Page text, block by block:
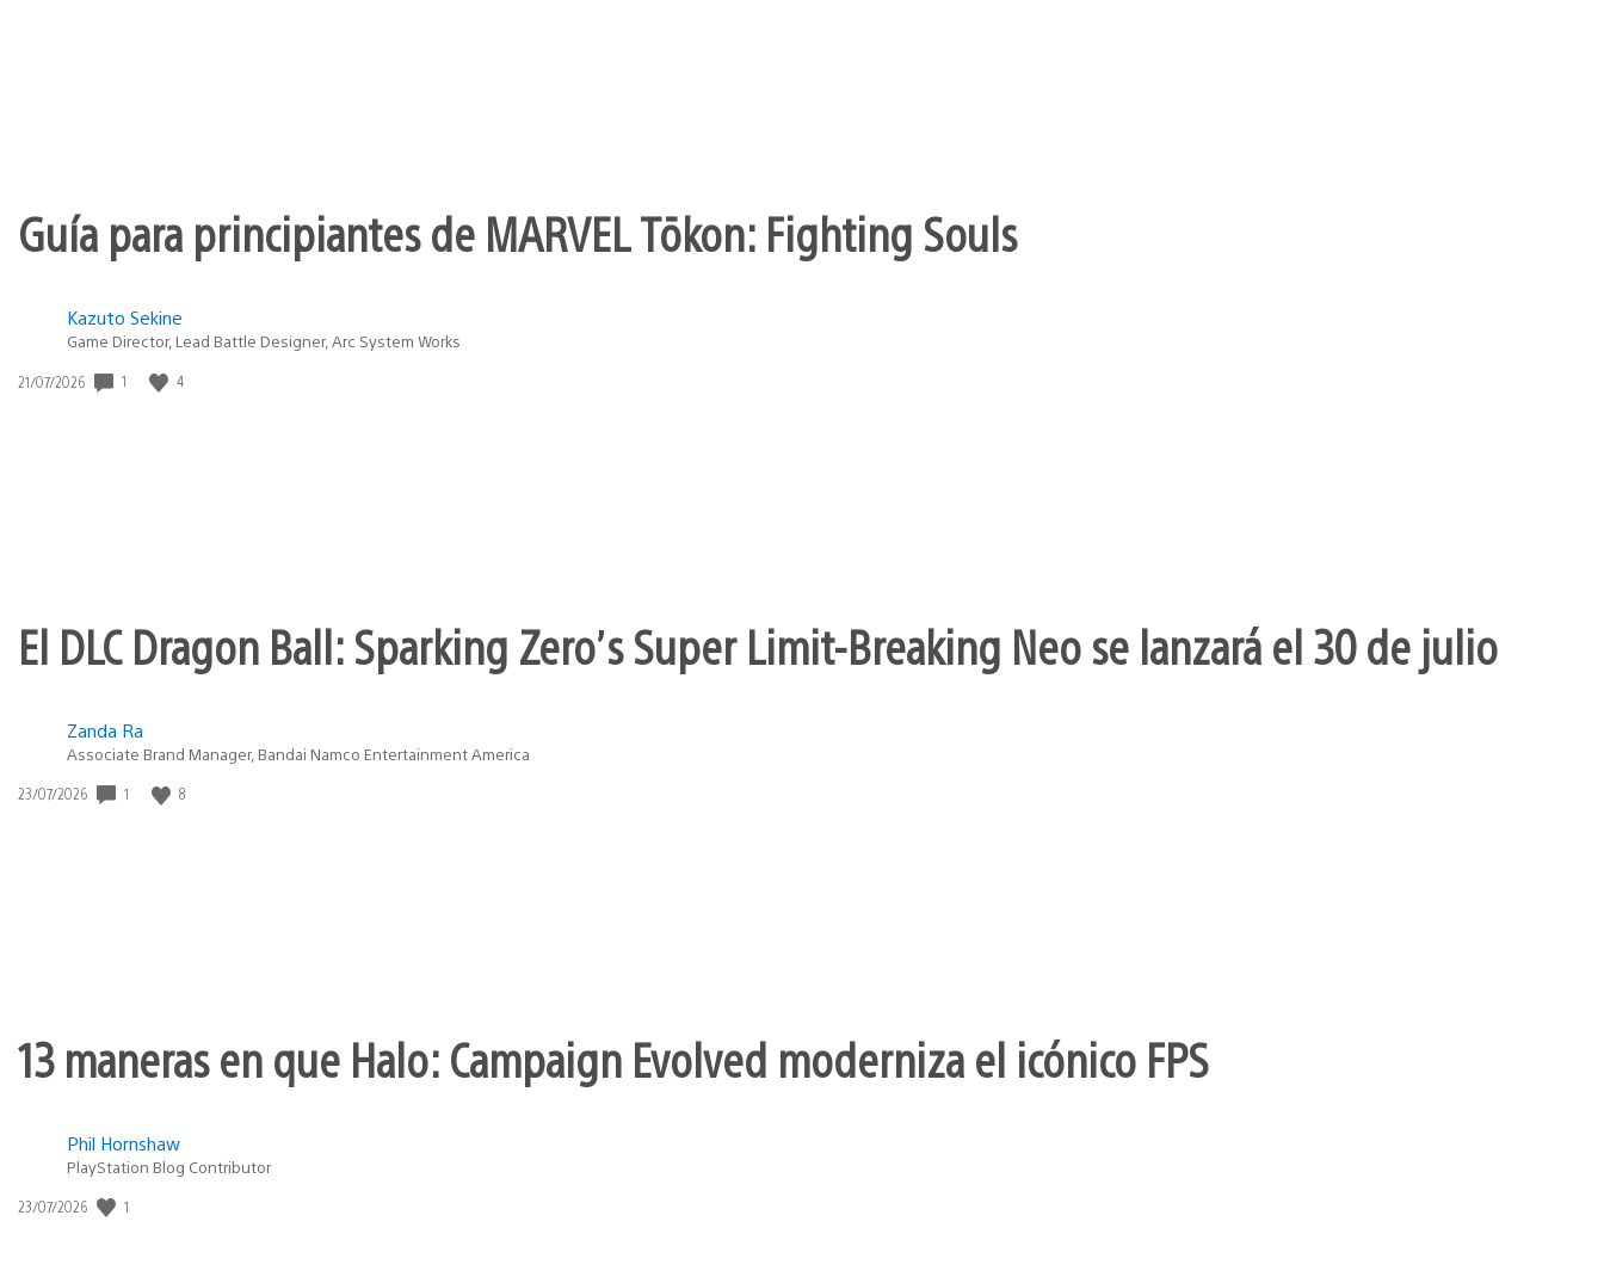
Guía para principiantes de MARVEL Tōkon: Fighting Souls
Kazuto Sekine
Game Director, Lead Battle Designer, Arc System Works
Fecha
21/07/2026 1 4
El DLC Dragon Ball: Sparking Zero’s Super Limit-Breaking Neo se lanzará el 30 de julio
Zanda Ra
Associate Brand Manager, Bandai Namco Entertainment America
Fecha
23/07/2026 1 8
13 maneras en que Halo: Campaign Evolved moderniza el icónico FPS
Phil Hornshaw
PlayStation Blog Contributor
Fecha
23/07/2026 1